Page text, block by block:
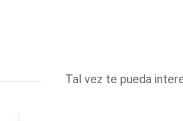
Tal vez te pueda